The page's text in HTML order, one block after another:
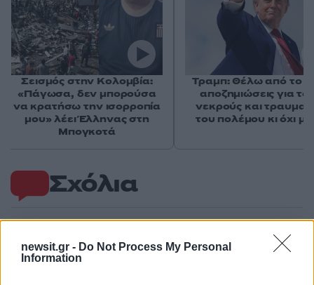
newsit.gr - Do Not Process My Personal
Information
Σχόλια
Σεισμός στην Κολομβία:
«Πάγωσα, δεν μπορούσα
να κρατήσω την ισορροπία
μου» λέει Έλληνας στη
Μπογκοτά
Τραμπ: Θέλω από το
αποζημιώσεις για
νεκρούς και
του πολέμου κι όχι